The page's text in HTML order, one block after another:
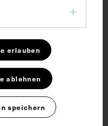
Apotheke des
erlauben
ablehnen
speichern